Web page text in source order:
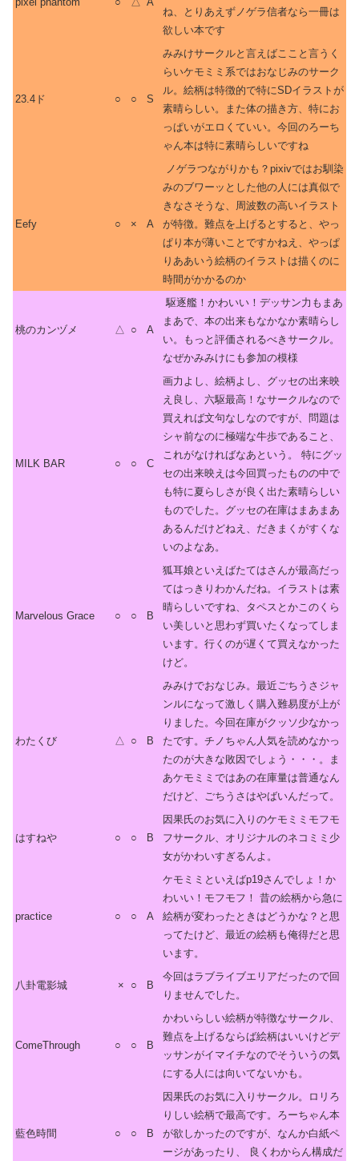
ね、とりあえずノゲラ信者なら一冊は
欲しい本です
23.4ド ○ ○ S
みみけサークルと言えばここと言うく
らいケモミミ系ではおなじみのサーク
ル。絵柄は特徴的で特にSDイラストが
素晴らしい。また体の描き方、特にお
っぱいがエロくていい。今回のろーち
ゃん本は特に素晴らしいですね
Eefy ○ × A
ノゲラつながりかも？pixivではお馴染
みのブワーッとした他の人には真似で
きなさそうな、周波数の高いイラスト
が特徴。難点を上げるとすると、やっ
ぱり本が薄いことですかねえ、やっぱ
りああいう絵柄のイラストは描くのに
時間がかかるのか
桃のカンヅメ △ ○ A
駆逐艦！かわいい！デッサン力もまあ
まあで、本の出来もなかなか素晴らし
い。もっと評価されるべきサークル。
なぜかみみけにも参加の模様
MILK BAR ○ ○ C
画力よし、絵柄よし、グッセの出来映
え良し、六駆最高！なサークルなので
買えれば文句なしなのですが、問題は
シャ前なのに極端な牛歩であること、
これがなければなあという。 特にグッ
セの出来映えは今回買ったものの中で
も特に夏らしさが良く出た素晴らしい
ものでした。グッセの在庫はまあまあ
あるんだけどねえ、だきまくがすくな
いのよなあ。
Marvelous Grace ○ ○ B
狐耳娘といえばたてはさんが最高だっ
てはっきりわかんだね。イラストは素
晴らしいですね、タペスとかこのくら
い美しいと思わず買いたくなってしま
います。行くのが遅くて買えなかった
けど。
わたくび △ ○ B
みみけでおなじみ。最近ごちうさジャ
ンルになって激しく購入難易度が上が
りました。今回在庫がクッソ少なかっ
たです。チノちゃん人気を読めなかっ
たのが大きな敗因でしょう・・・。ま
あケモミミではあの在庫量は普通なん
だけど、ごちうさはやばいんだって。
はすねや ○ ○ B
因果氏のお気に入りのケモミミモフモ
フサークル、オリジナルのネコミミ少
女がかわいすぎるんよ。
practice ○ ○ A
ケモミミといえばp19さんでしょ！か
わいい！モフモフ！ 昔の絵柄から急に
絵柄が変わったときはどうかな？と思
ってたけど、最近の絵柄も俺得だと思
います。
八卦電影城 × ○ B
今回はラブライブエリアだったので回
りませんでした。
ComeThrough ○ ○ B
かわいらしい絵柄が特徴なサークル、
難点を上げるならば絵柄はいいけどデ
ッサンがイマイチなのでそういうの気
にする人には向いてないかも。
藍色時間 ○ ○ B
因果氏のお気に入りサークル。ロリろ
りしい絵柄で最高です。ろーちゃん本
が欲しかったのですが、なんか白紙ペ
ージがあったり、 良くわからん構成だ